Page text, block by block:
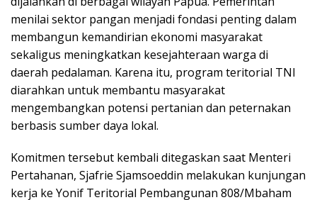
menilai sektor pangan menjadi fondasi penting dalam
membangun kemandirian ekonomi masyarakat
sekaligus meningkatkan kesejahteraan warga di
daerah pedalaman. Karena itu, program teritorial TNI
diarahkan untuk membantu masyarakat
mengembangkan potensi pertanian dan peternakan
berbasis sumber daya lokal.
Komitmen tersebut kembali ditegaskan saat Menteri
Pertahanan, Sjafrie Sjamsoeddin melakukan kunjungan
kerja ke Yonif Teritorial Pembangunan 808/Mbaham